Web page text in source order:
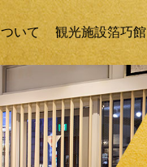
いて 観光施設箔巧館